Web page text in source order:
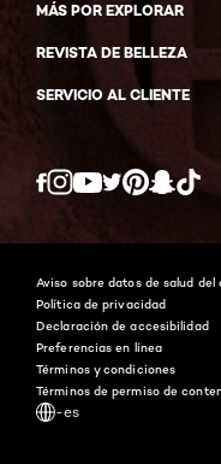
MÁS POR EXPLORAR
REVISTA DE BELLEZA
SERVICIO AL CLIENTE
-es
Aviso sobre datos de salud del
Política de privacidad
Declaración de accesibilidad
Preferencias en línea
Términos y condiciones
Términos de permiso de